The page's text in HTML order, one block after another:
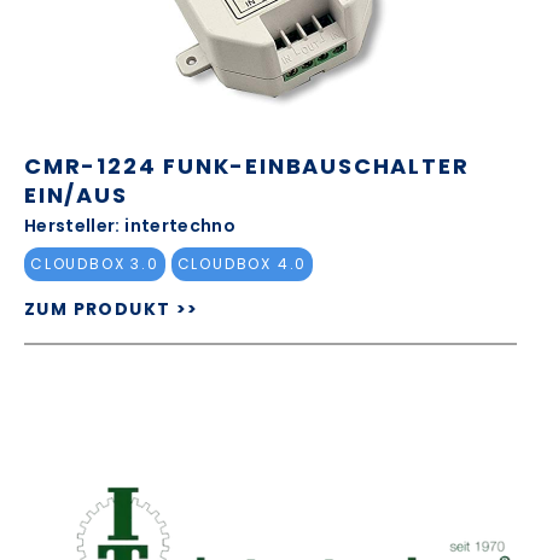
CMR-1224 FUNK-EINBAUSCHALTER
EIN/AUS
Hersteller: intertechno
CLOUDBOX 3.0 CLOUDBOX 4.0
ZUM PRODUKT >>